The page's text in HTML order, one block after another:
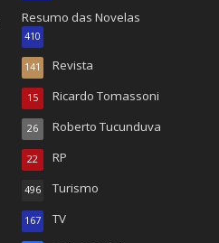
Resumo das Novelas
410
Revista
141
Ricardo Tomassoni
15
Roberto Tucunduva
26
RP
22
Turismo
496
TV
167